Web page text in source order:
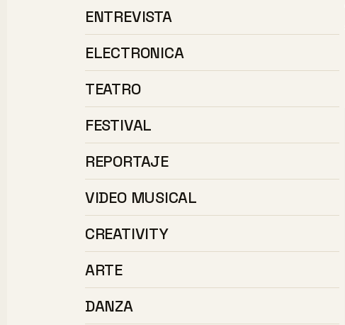
ENTREVISTA
ELECTRONICA
TEATRO
FESTIVAL
REPORTAJE
VIDEO MUSICAL
CREATIVITY
ARTE
DANZA